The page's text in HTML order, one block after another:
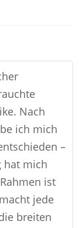
Nach
ich mich
–
hat mich
ist
jede
breiten